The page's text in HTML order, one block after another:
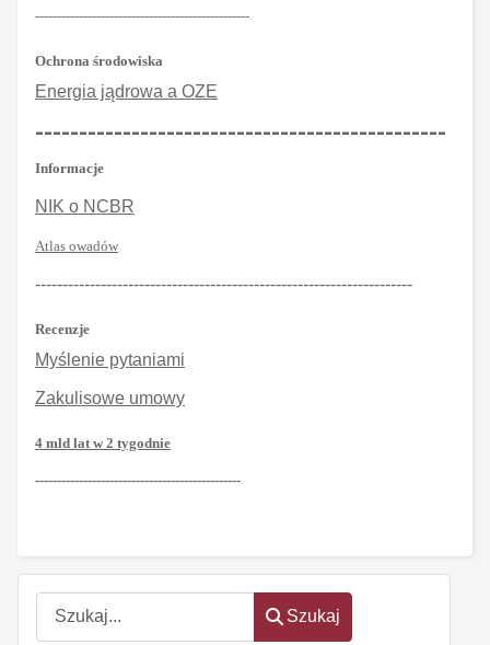
Szukaj
Szukaj
-------------------------------------------------
Ochrona środowiska
Energia jądrowa a OZE
-----------------------------------------------
Informacje
NIK o NCBR
Atlas owadów
---------------------------------------------------------------------
Recenzje
Myślenie pytaniami
Zakulisowe umowy
4 mld lat w 2 tygodnie
-----------------------------------------------